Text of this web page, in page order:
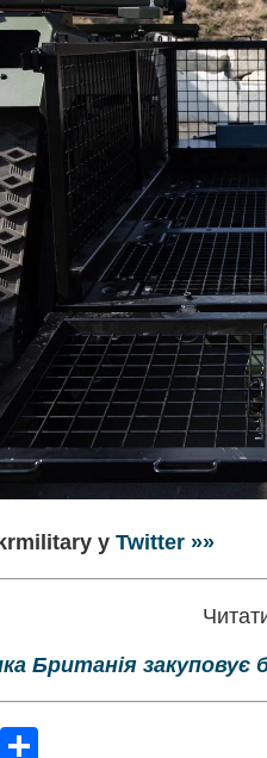
у Twitter »»
Британія закуповує
T